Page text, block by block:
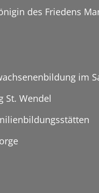
des Friedens
im
St. Wendel